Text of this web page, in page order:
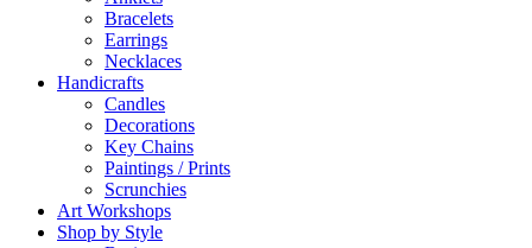
Bracelets
Earrings
Necklaces
Handicrafts
Candles
Decorations
Key Chains
Paintings / Prints
Scrunchies
Art Workshops
Shop by Style